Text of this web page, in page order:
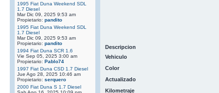
1995 Fiat Duna Weekend SDL
1.7 Diesel
Mar Dic 09, 2025 9:53 am
Propietario: pandito
1995 Fiat Duna Weekend SDL
1.7 Diesel
Mar Dic 09, 2025 9:53 am
Propietario: pandito
1994 Fiat Duna SCR 1.6
Vie Sep 05, 2025 3:00 am
Propietario: Pablo74
1997 Fiat Duna CSD 1.7 Diesel
Jue Ago 28, 2025 10:46 am
Propietario: serquero
2000 Fiat Duna S 1.7 Diesel
Descripcion
Vehiculo
Color
Actualizado
Kilometraje